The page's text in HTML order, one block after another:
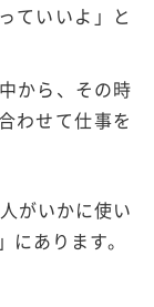
ていいよ」と
から、その時
わせて仕事を
がいかに使い
あります。